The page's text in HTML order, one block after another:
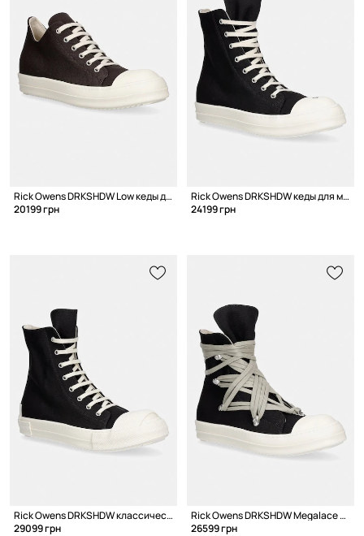
Rick Owens DRKSHDW Low кеды для мужчин
20199 грн
Rick Owens DRKSHDW кеды для мужчин
24199 грн
Rick Owens DRKSHDW классические кеды для мужчин
29099 грн
Rick Owens DRKSHDW Megalace классические кеды для мужчин
26599 грн